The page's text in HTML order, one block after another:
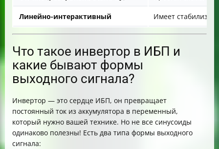
Линейно-интерактивный Имеет
Что такое инвертор в ИБП и
какие бывают формы
выходного сигнала?
Инвертор — это сердце ИБП, он превращает
постоянный ток из аккумулятора в переменный,
который нужно вашей технике. Но не все синусоиды
одинаково полезны! Есть два типа формы выходного
сигнала: